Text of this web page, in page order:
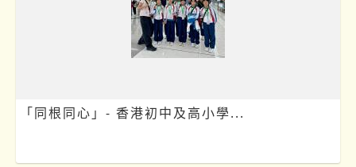
「同根同心」- 香港初中及高小學...